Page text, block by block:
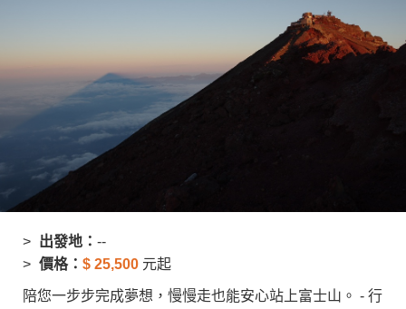
出發地： --
價格： $ 25,500 元起
陪您一步步完成夢想，慢慢走也能安心站上富士山。 - 行